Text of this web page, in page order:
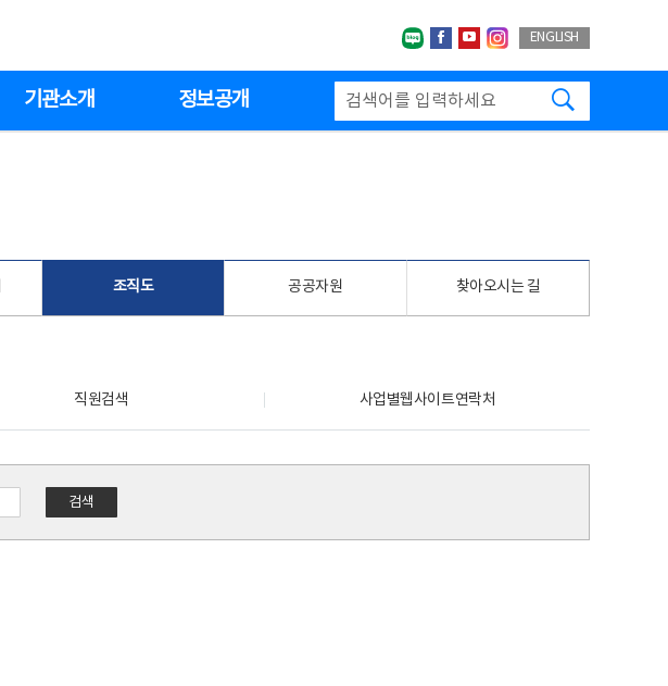
네이버블로그
페이스북
유투브인스타그랩
ENGLISH
기관소개 정보공개
조직도 공공자원 찾아오시는 길
직원검색 사업별웹사이트연락처
검색